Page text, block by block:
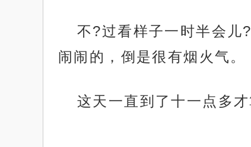
不?过看样子一时半会儿
闹闹的，倒是很有烟火气。
这天一直到了十一点多才